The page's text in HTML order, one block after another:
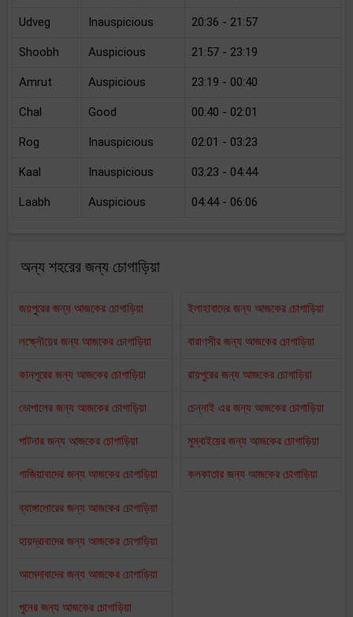
Udveg Inauspicious 20:36 - 21:57
Shoobh Auspicious 21:57 - 23:19
Amrut Auspicious 23:19 - 00:40
Chal Good 00:40 - 02:01
Rog Inauspicious 02:01 - 03:23
Kaal Inauspicious 03:23 - 04:44
Laabh Auspicious 04:44 - 06:06
অন্য শহরের জন্য চোগাড়িয়া
জয়পুরের জন্য আজকের চোগাড়িয়া
লক্ষ্নৌয়ের জন্য আজকের চোগাড়িয়া
কানপুরের জন্য আজকের চোগাড়িয়া
ভোপালের জন্য আজকের চোগাড়িয়া
পাটনার জন্য আজকের চোগাড়িয়া
গাজিয়াবাদের জন্য আজকের চোগাড়িয়া
ইলাহাবাদের জন্য আজকের চোগাড়িয়া
বারাণসীর জন্য আজকের চোগাড়িয়া
রায়পুরের জন্য আজকের চোগাড়িয়া
চেন্নাই এর জন্য আজকের চোগাড়িয়া
মুম্বাইয়ের জন্য আজকের চোগাড়িয়া
কলকাতার জন্য আজকের চোগাড়িয়া
ব্যাঙ্গালোরের জন্য আজকের চোগাড়িয়া
হায়দ্রাবাদের জন্য আজকের চোগাড়িয়া
আমেদাবাদের জন্য আজকের চোগাড়িয়া
পুনের জন্য আজকের চোগাড়িয়া